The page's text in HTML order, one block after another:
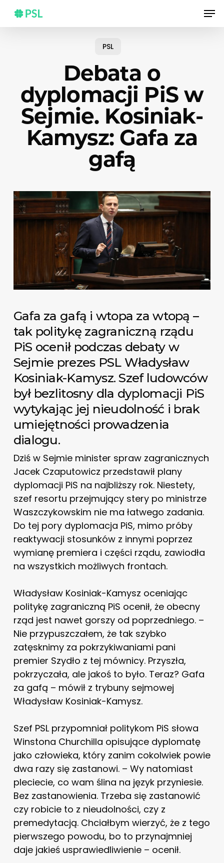
main
PSL
Debata o
dyplomacji PiS w
Sejmie. Kosiniak-
Kamysz: Gafa za
gafą
Gafa za gafą i wtopa za wtopą –
tak politykę zagraniczną rządu
PiS ocenił podczas debaty w
Sejmie prezes PSL Władysław
Kosiniak-Kamysz. Szef ludowców
był bezlitosny dla dyplomacji PiS
wytykając jej nieudolność i brak
umiejętności prowadzenia
dialogu.
Dziś w Sejmie minister spraw zagranicznych
Jacek Czaputowicz przedstawił plany
dyplomacji PiS na najbliższy rok. Niestety,
szef resortu przejmujący stery po ministrze
Waszczykowskim nie ma łatwego zadania.
Do tej pory dyplomacja PiS, mimo próby
reaktywacji stosunków z innymi poprzez
wymianę premiera i części rządu, zawiodła
na wszystkich możliwych frontach.
Władysław Kosiniak-Kamysz oceniając
politykę zagraniczną PiS ocenił, że obecny
rząd jest nawet gorszy od poprzedniego. –
Nie przypuszczałem, że tak szybko
zatęsknimy za pokrzykiwaniami pani
premier Szydło z tej mównicy. Przyszła,
pokrzyczała, ale jakoś to było. Teraz? Gafa
za gafą – mówił z trybuny sejmowej
Władysław Kosiniak-Kamysz.
Szef PSL przypomniał politykom PiS słowa
Winstona Churchilla opisujące dyplomatę
jako człowieka, który zanim cokolwiek powie
dwa razy się zastanowi. – Wy natomiast
pleciecie, co wam ślina na język przyniesie.
Bez zastanowienia. Trzeba się zastanowić
czy robicie to z nieudolności, czy z
premedytacją. Chciałbym wierzyć, że z tego
pierwszego powodu, bo to przynajmniej
daje jakieś usprawiedliwienie – ocenił.